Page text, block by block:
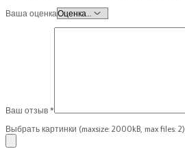
Ваша оценка
Ваш отзыв *
Выбрать картинки (maxsize: 2000kB, max files: 2)